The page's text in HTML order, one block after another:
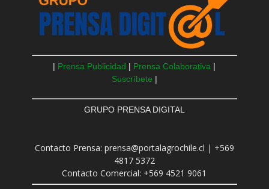
| Prensa Publicidad | Prensa Colaborativa |
Suscríbete |
GRUPO PRENSA DIGITAL
Contacto Prensa: prensa@portalagrochile.cl | +569
4817 5372
Contacto Comercial: +569 4521 9061